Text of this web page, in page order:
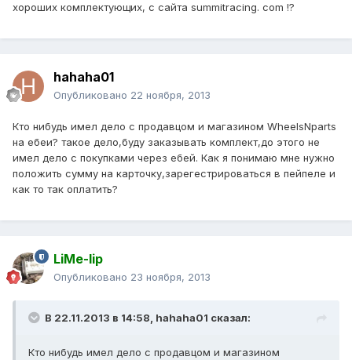
хороших комплектующих, с сайта summitracing. com !?
hahaha01
Опубликовано 22 ноября, 2013
Кто нибудь имел дело с продавцом и магазином WheelsNparts
на ебеи? такое дело,буду заказывать комплект,до этого не
имел дело с покупками через ебей. Как я понимаю мне нужно
положить сумму на карточку,зарегестрироваться в пейпеле и
как то так оплатить?
LiMe-lip
Опубликовано 23 ноября, 2013
В 22.11.2013 в 14:58, hahaha01 сказал:
Кто нибудь имел дело с продавцом и магазином